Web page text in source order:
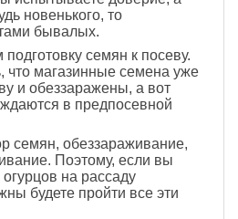
новенького, то
бывалых.
семян к посеву.
что магазинные семена уже
и обеззаражены, а вот
в предпосевной
семян, обеззараживание,
Поэтому, если вы
на рассаду
будете пройти все эти